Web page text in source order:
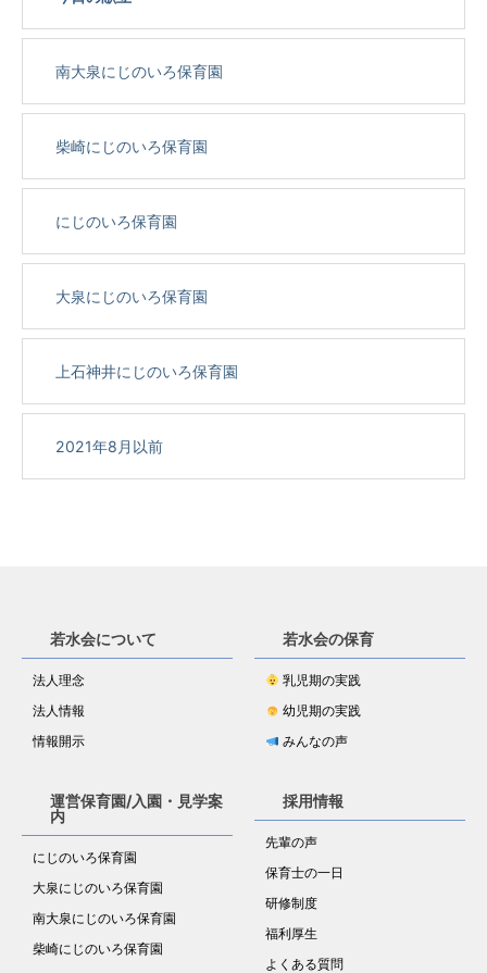
南大泉にじのいろ保育園
柴崎にじのいろ保育園
にじのいろ保育園
大泉にじのいろ保育園
上石神井にじのいろ保育園
2021年8月以前
若水会について
法人理念
法人情報
情報開示
若水会の保育
乳児期の実践
幼児期の実践
みんなの声
運営保育園/入園・見学案
内
にじのいろ保育園
大泉にじのいろ保育園
南大泉にじのいろ保育園
柴崎にじのいろ保育園
採用情報
先輩の声
保育士の一日
研修制度
福利厚生
よくある質問